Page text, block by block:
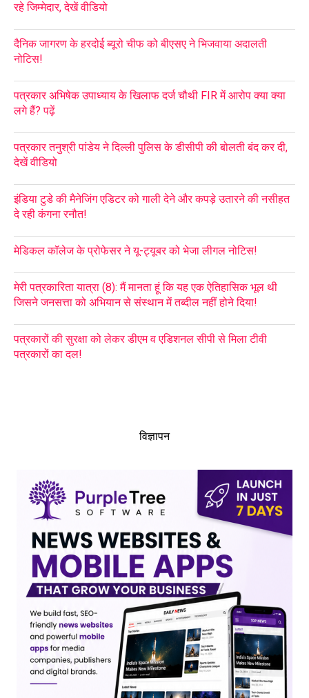
रहे जिम्मेदार, देखें वीडियो
दैनिक जागरण के हरदोई ब्यूरो चीफ को बीएसए ने भिजवाया अदालती
नोटिस!
पत्रकार अभिषेक उपाध्याय के खिलाफ दर्ज चौथी FIR में आरोप क्या क्या
लगे हैं? पढ़ें
पत्रकार तनुश्री पांडेय ने दिल्ली पुलिस के डीसीपी की बोलती बंद कर दी,
देखें वीडियो
इंडिया टुडे की मैनेजिंग एडिटर को गाली देने और कपड़े उतारने की नसीहत
दे रही कंगना रनौत!
मेडिकल कॉलेज के प्रोफेसर ने यू-ट्यूबर को भेजा लीगल नोटिस!
मेरी पत्रकारिता यात्रा (8): मैं मानता हूं कि यह एक ऐतिहासिक भूल थी
जिसने जनसत्ता को अभियान से संस्थान में तब्दील नहीं होने दिया!
पत्रकारों की सुरक्षा को लेकर डीएम व एडिशनल सीपी से मिला टीवी
पत्रकारों का दल!
विज्ञापन